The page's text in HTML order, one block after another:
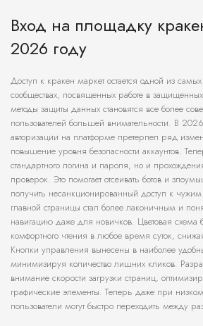
Вход на площадку
2026 году
Доступ к кракен маркет остается одной из
сообществах, посвященных работе в
методы защиты данных становятся все более
пользователей большей внимательности. В
авторизации на платформе претерпел ряд
повышение уровня безопасности аккаунтов.
стандартного логина и пароля, но и
проверок. Это помогает отсеивать ботов и
получить несанкционированный доступ к
главной страницы стал более лаконичным и
навигацию даже для новичков. Цветовая схема
комфортного чтения в любое время суток,
Кнопки управления вынесены в наиболее
минимизируя количество лишних кликов.
внимание скорости загрузки страниц,
графические элементы. Теперь даже при
пользователи могут быстро переходить между